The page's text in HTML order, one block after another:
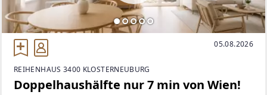
05.08.2026
REIHENHAUS 3400 KLOSTERNEUBURG
Doppelhaushälfte nur 7 min von Wien!